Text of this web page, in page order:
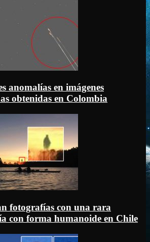
anomalías en imágenes
obtenidas en Colombia
fotografías con una rara
con forma humanoide en Chile